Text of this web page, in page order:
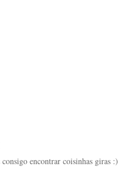
consigo encontrar coisinhas giras :)